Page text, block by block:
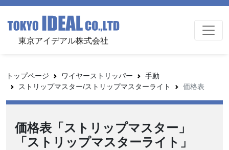
東京アイデアル株式会社
トップページ ワイヤーストリッパー
手動
ストリップマスター/ストリップマスターライト
価格表
価格表「ストリップマスター」
「ストリップマスターライト」